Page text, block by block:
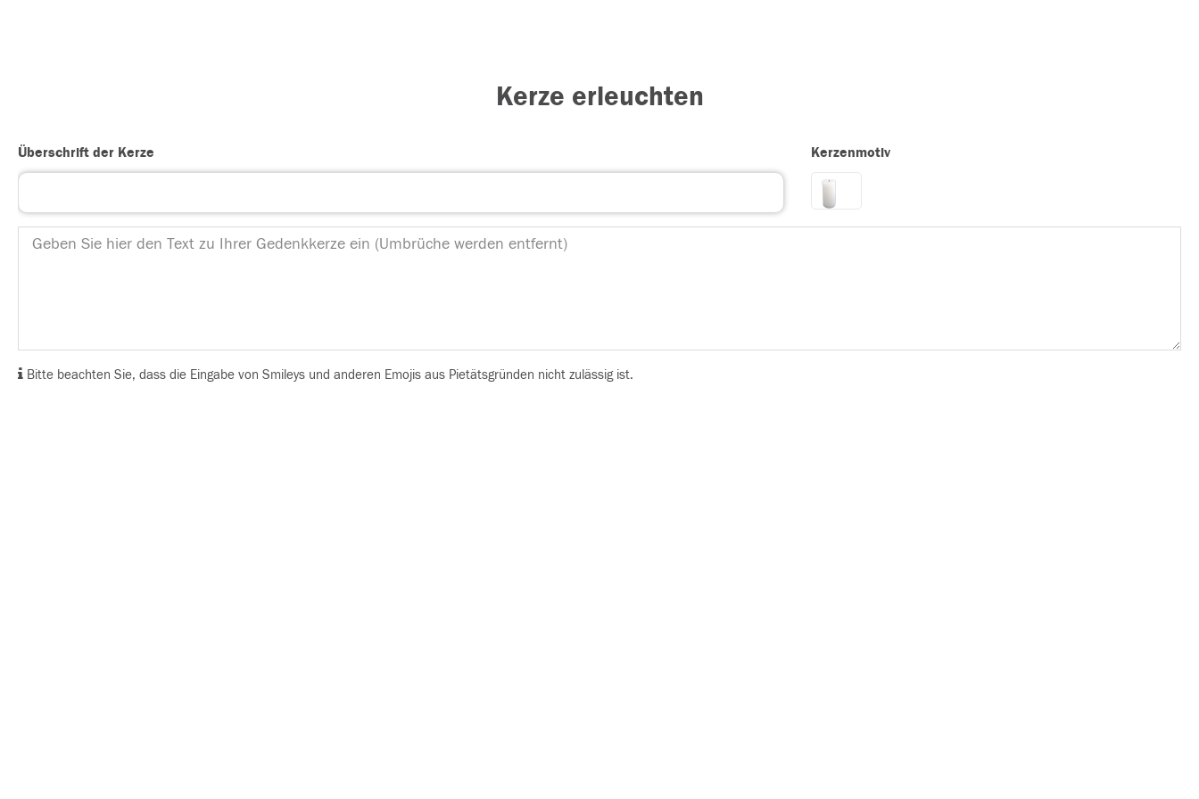
Kerze erleuchten
Überschrift der Kerze Kerzenmotiv
Bitte beachten Sie, dass die Eingabe von Smileys und anderen Emojis aus Pietätsgründen nicht zulässig ist.